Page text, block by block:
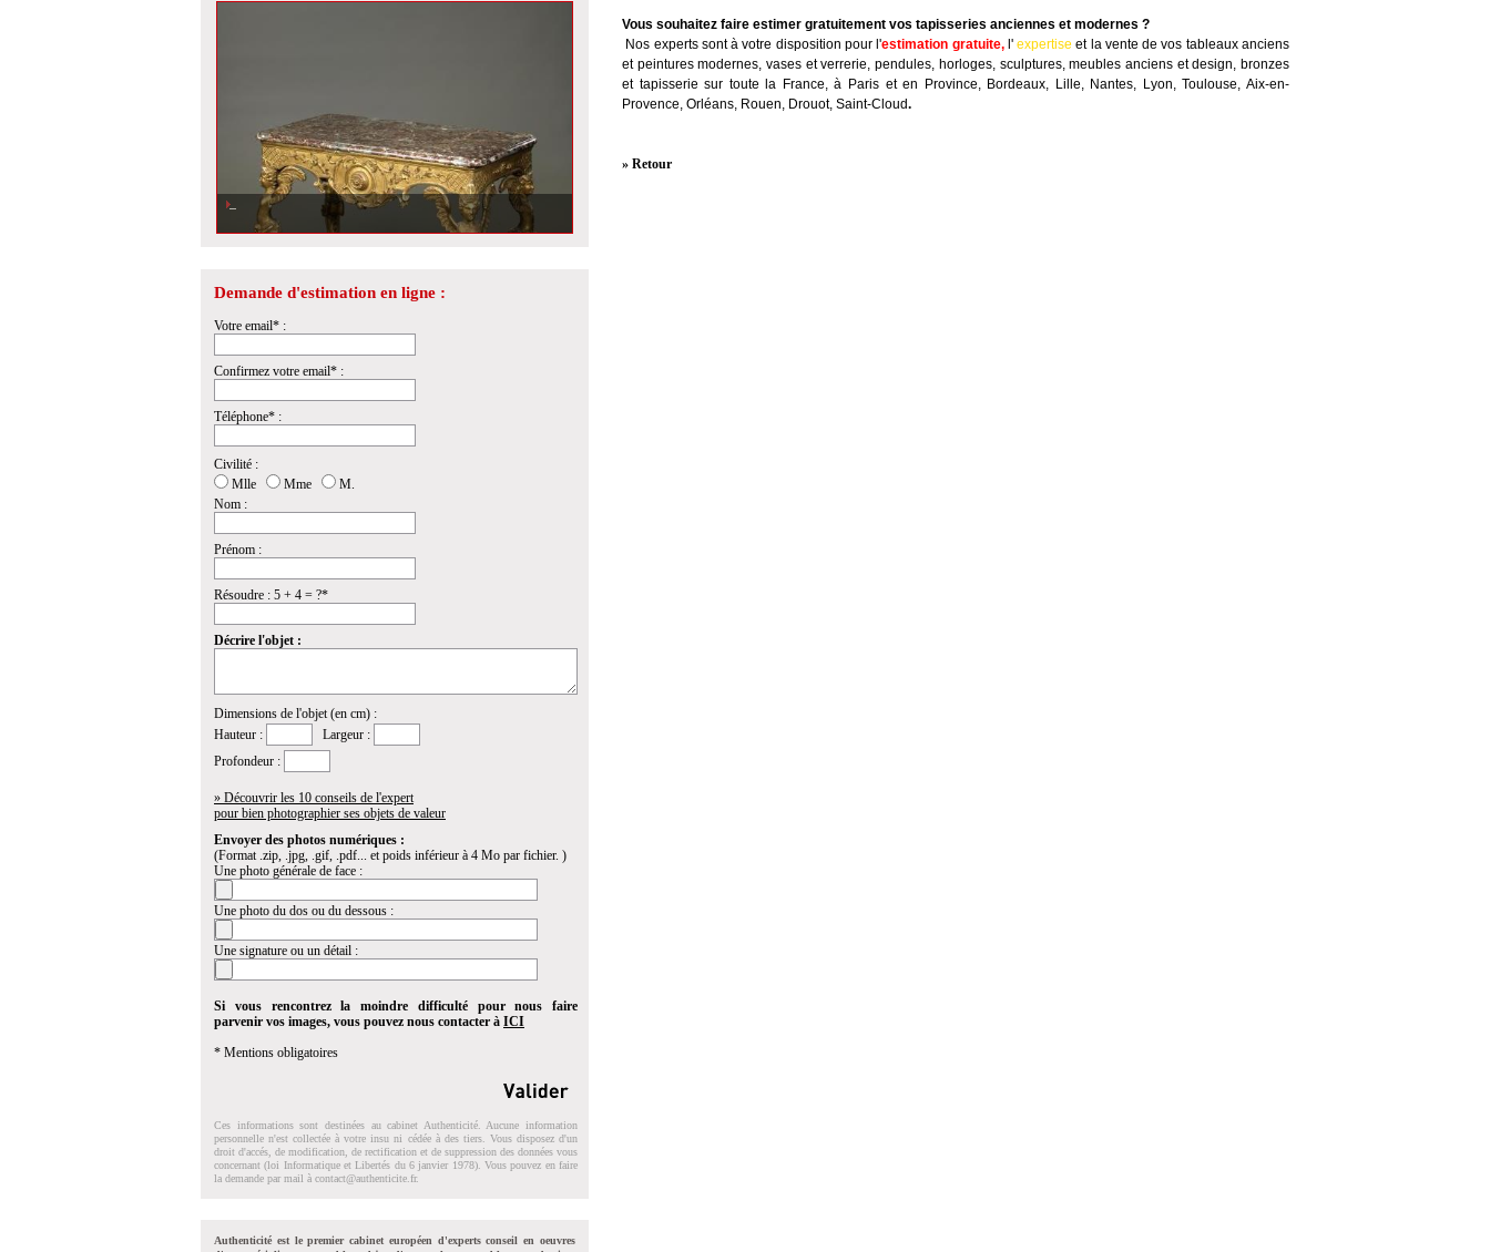
Demande d'estimation en ligne :
Votre email* :
Confirmez votre email* :
Téléphone* :
Civilité :
Mlle
Mme
M.
Nom :
Prénom :
Résoudre : 5 + 4 = ?*
Décrire l'objet :
Dimensions de l'objet (en cm) :
Hauteur :
Largeur :
Profondeur :
» Découvrir les 10 conseils de l'expert
pour bien photographier ses objets de valeur
Envoyer des photos numériques :
(Format .zip, .jpg, .gif, .pdf... et poids inférieur à 4 Mo par fichier. )
Une photo générale de face :
Une photo du dos ou du dessous :
Une signature ou un détail :
Si vous rencontrez la moindre difficulté pour nous faire
parvenir vos images, vous pouvez nous contacter à ICI
* Mentions obligatoires
Ces informations sont destinées au cabinet Authenticité. Aucune information
personnelle n'est collectée à votre insu ni cédée à des tiers. Vous disposez d'un
droit d'accés, de modification, de rectification et de suppression des données vous
concernant (loi Informatique et Libertés du 6 janvier 1978). Vous pouvez en faire
la demande par mail à contact@authenticite.fr.
Authenticité est le premier cabinet européen d'experts conseil en oeuvres
Vous souhaitez faire estimer gratuitement vos tapisseries anciennes et modernes ?
Nos experts sont à votre disposition pour l'estimation gratuite, l'expertise et la vente de vos tableaux anciens
et peintures modernes, vases et verrerie, pendules, horloges, sculptures, meubles anciens et design, bronzes
et tapisserie sur toute la France, à Paris et en Province, Bordeaux, Lille, Nantes, Lyon, Toulouse, Aix-en-
Provence, Orléans, Rouen, Drouot, Saint-Cloud.
» Retour